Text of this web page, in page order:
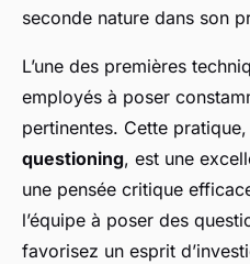
seconde nature dans son
L’une des premières
employés à poser
pertinentes. Cette
questioning, est une
une pensée critique
l’équipe à poser des
favorisez un esprit